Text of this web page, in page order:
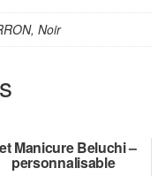
Noir
Manicure Beluchi –
personnalisable